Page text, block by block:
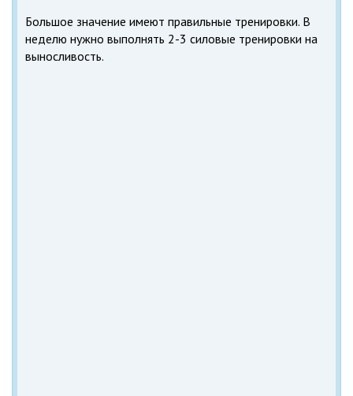
Большое значение имеют правильные тренировки. В
неделю нужно выполнять 2-3 силовые тренировки на
выносливость.